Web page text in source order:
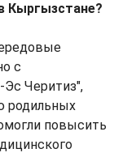
Кыргызстане?
с
Черитиз",
родильных
повысить